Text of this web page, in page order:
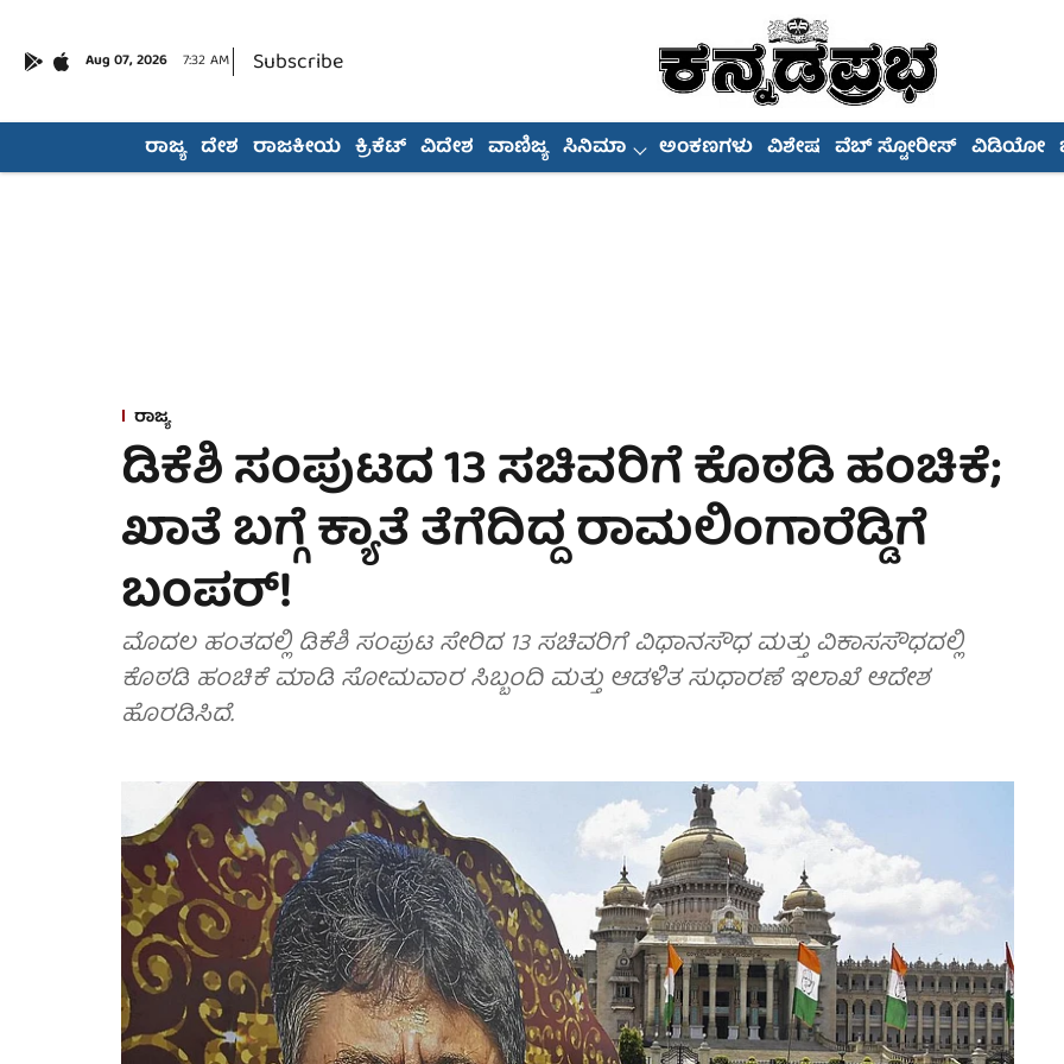
Aug 07, 2026 7:32 AM Subscribe
ರಾಜ್ಯ ದೇಶ ರಾಜಕೀಯ ಕ್ರಿಕೆಟ್ ವಿದೇಶ ವಾಣಿಜ್ಯ ಸಿನಿಮಾ ಅಂಕಣಗಳು ವಿಶೇಷ ವೆಬ್ ಸ್ಟೋರೀಸ್ ವಿಡಿಯೋ
ರಾಜ್ಯ
ಡಿಕೆಶಿ ಸಂಪುಟದ 13 ಸಚಿವರಿಗೆ ಕೊಠಡಿ ಹಂಚಿಕೆ;
ಖಾತೆ ಬಗ್ಗೆ ಕ್ಯಾತೆ ತೆಗೆದಿದ್ದ ರಾಮಲಿಂಗಾರೆಡ್ಡಿಗೆ
ಬಂಪರ್!
ಮೊದಲ ಹಂತದಲ್ಲಿ ಡಿಕೆಶಿ ಸಂಪುಟ ಸೇರಿದ 13 ಸಚಿವರಿಗೆ ವಿಧಾನಸೌಧ ಮತ್ತು ವಿಕಾಸಸೌಧದಲ್ಲಿ
ಕೊಠಡಿ ಹಂಚಿಕೆ ಮಾಡಿ ಸೋಮವಾರ ಸಿಬ್ಬಂದಿ ಮತ್ತು ಆಡಳಿತ ಸುಧಾರಣೆ ಇಲಾಖೆ ಆದೇಶ
ಹೊರಡಿಸಿದೆ.